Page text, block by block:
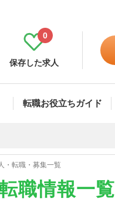
保存した求人
0
転職お役立ちガイド
・転職・募集一覧
職情報一覧